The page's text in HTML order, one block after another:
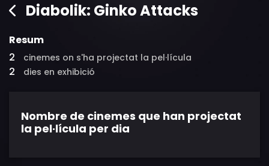
Diabolik: Ginko Attacks
Resum
2
cinemes on s'ha projectat la pel·lícula
2 dies en exhibició
Nombre de cinemes que han projectat
la pel·lícula per dia